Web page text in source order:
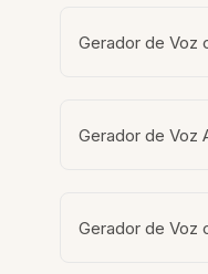
Gerador de Voz
Gerador de Voz
Gerador de Voz